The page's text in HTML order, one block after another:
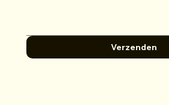
Verzenden